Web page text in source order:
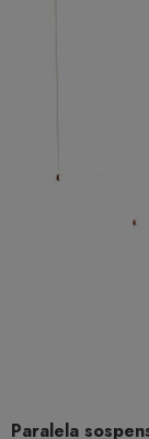
Paralela